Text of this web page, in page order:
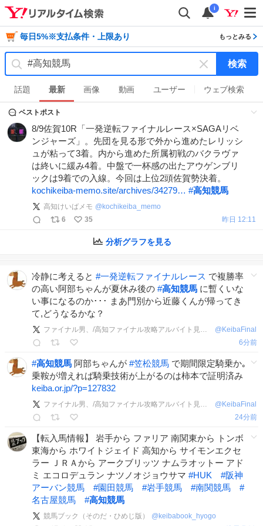
i
毎日5%※支払条件・上限あり もっとみる
キ
ー
ワ
ド
を
消
す
検索
話題 最新 画像 動画 ユーザー ウェブ検索
ベストポスト
8/9佐賀10R「一発逆転ファイナルレース×SAGAリベ
ンジャーズ」。先団を見る形で外から進めたレリッシ
ュが粘って3着。内から進めた所属初戦のバクラヴァ
は終いに緩み4着。中盤で一杯感の出たアウゲンブリ
ックは9着での入線。今回は上位2頭佐賀勢決着。
kochikeiba-memo.site/archives/34279… #高知競馬
高知けいばメモ @ kochikeiba_memo
6
35 昨日 12:11
分析グラフを見る
冷静に考えると #一発逆転ファイナルレース で複勝率
の高い阿部ちゃんが夏休み後の #高知競馬 に暫くいな
い事になるのか･･･ まあ門別から近藤くんが帰ってき
て,どうなるかな？
ファイナル男、/高知ファイナル攻略アルバイト見習い補佐代理 @ KeibaFinal
6分前
#高知競馬 阿部ちゃんが #笠松競馬 で期間限定騎乗か｡
乗鞍が増えれば騎乗技術が上がるのは柿本で証明済み
keiba.or.jp/?p=127832
ファイナル男、/高知ファイナル攻略アルバイト見習い補佐代理 @ KeibaFinal
24分前
【転入馬情報】 岩手から ファリア 南関東から トンボ
東海から ホワイトジェイド 高知から サイモンエクセ
ラー ＪＲＡから アークブリッツ ナムラオットー アド
ミ エコロデュラン ナツノオジョウサマ #HUK #阪神
アーバン競馬
#園田競馬 #岩手競馬 #南関競馬
#
名古屋競馬
#高知競馬
競馬ブック（そのだ・ひめじ版） @ keibabook_hyogo